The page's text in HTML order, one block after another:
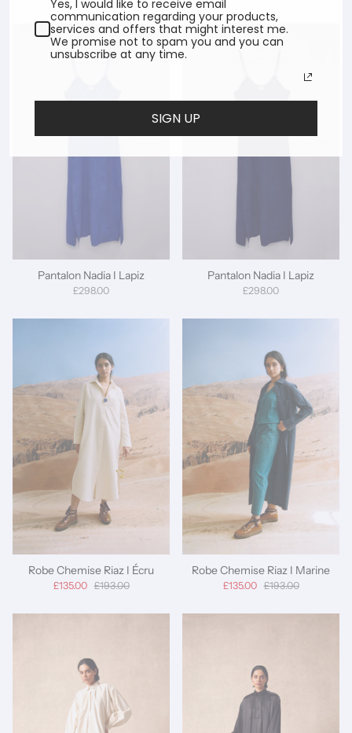
Pantalon Nadia I Lapiz
£298.00
Pantalon Nadia I Lapiz
£298.00
Robe Chemise Riaz I Écru
£135.00 £193.00
Robe Chemise Riaz I Marine
£135.00 £193.00
Yes, I would like to receive email
communication regarding your products,
services and offers that might interest me.
We promise not to spam you and you can
unsubscribe at any time.
SIGN UP